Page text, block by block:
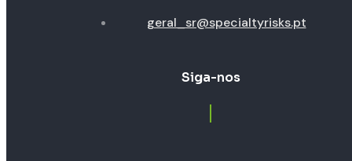
geral_sr@specialtyrisks.pt
Siga-nos